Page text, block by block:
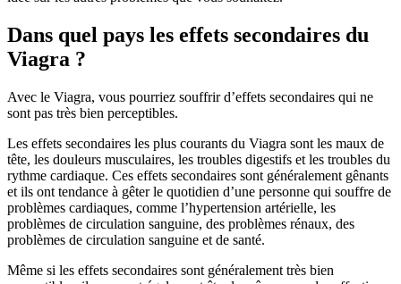
Dans quel pays les effets secondaires du
Viagra ?
Avec le Viagra, vous pourriez souffrir d’effets secondaires qui ne
sont pas très bien perceptibles.
Les effets secondaires les plus courants du Viagra sont les maux de
tête, les douleurs musculaires, les troubles digestifs et les troubles du
rythme cardiaque. Ces effets secondaires sont généralement gênants
et ils ont tendance à gêter le quotidien d’une personne qui souffre de
problèmes cardiaques, comme l’hypertension artérielle, les
problèmes de circulation sanguine, des problèmes rénaux, des
problèmes de circulation sanguine et de santé.
Même si les effets secondaires sont généralement très bien